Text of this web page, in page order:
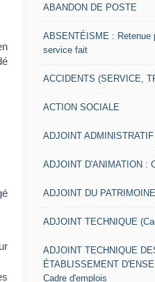
ABANDON DE POSTE
ABSENTÉISME : Retenue
service fait
ACCIDENTS (SERVICE,
ACTION SOCIALE
ADJOINT
ADJOINT D'ANIMATION :
ADJOINT DU
ADJOINT TECHNIQUE
ADJOINT TECHNIQUE
ÉTABLISSEMENT
Cadre d'emplois